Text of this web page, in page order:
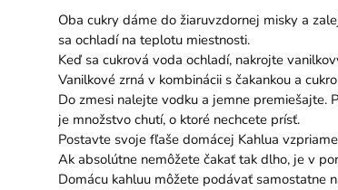
Oba cukry dáme do žiaruvzdornej misky a
sa ochladí na teplotu miestnosti.
Keď sa cukrová voda ochladí, nakrojte
Vanilkové zrná v kombinácii s čakankou a
Do zmesi nalejte vodku a jemne premiešajte.
je množstvo chutí, o ktoré nechcete prísť.
Postavte svoje fľaše domácej Kahlua
Ak absolútne nemôžete čakať tak dlho, je v
Domácu kahluu môžete podávať samostatne